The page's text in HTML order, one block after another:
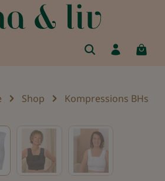
Shop Kompressions BHs